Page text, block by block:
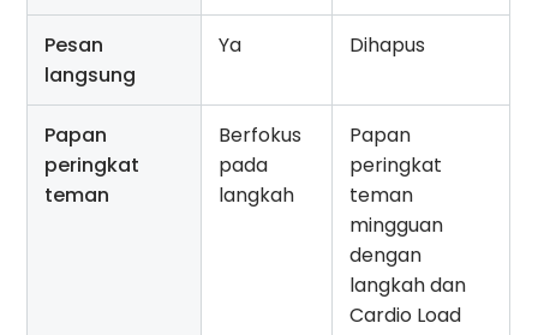
Pesan
langsung
Ya Dihapus
Papan
peringkat
teman
Berfokus
pada
langkah
Papan
peringkat
teman
mingguan
dengan
langkah dan
Cardio Load